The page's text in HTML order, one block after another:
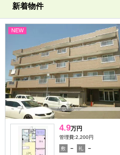
新着物件
NEW
4.9万円
管理費:2,200円
敷 － 礼
－